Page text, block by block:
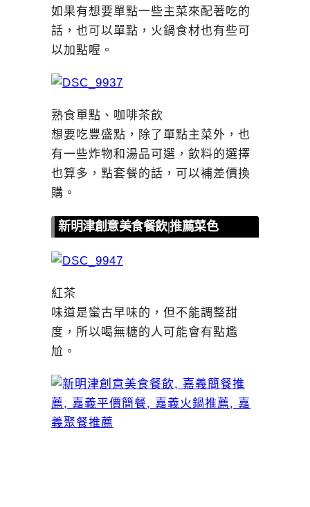
如果有想要單點一些主菜來配著吃的
話，也可以單點，火鍋食材也有些可
以加點喔。
熟食單點、咖啡茶飲
想要吃豐盛點，除了單點主菜外，也
有一些炸物和湯品可選，飲料的選擇
也算多，點套餐的話，可以補差價換
購。
新明津創意美食餐飲|推薦菜色
紅茶
味道是蠻古早味的，但不能調整甜
度，所以喝無糖的人可能會有點尷
尬。